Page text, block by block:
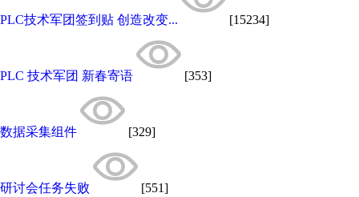
PLC技术军团签到贴 创造改变... [15234]
PLC 技术军团 新春寄语 [353]
数据采集组件 [329]
研讨会任务失败 [551]